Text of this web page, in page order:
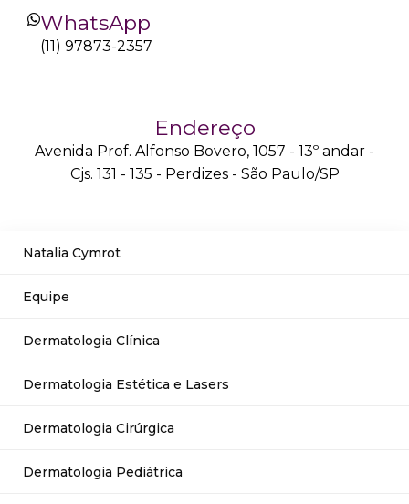
WhatsApp
(11) 97873-2357
Endereço
Avenida Prof. Alfonso Bovero, 1057 - 13º andar -
Cjs. 131 - 135 - Perdizes - São Paulo/SP
Natalia Cymrot
Equipe
Dermatologia Clínica
Dermatologia Estética e Lasers
Dermatologia Cirúrgica
Dermatologia Pediátrica